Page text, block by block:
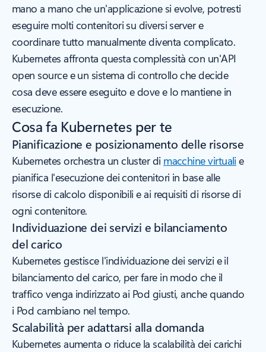
mano a mano che un'applicazione si evolve, potresti
eseguire molti contenitori su diversi server e
coordinare tutto manualmente diventa complicato.
Kubernetes affronta questa complessità con un'API
open source e un sistema di controllo che decide
cosa deve essere eseguito e dove e lo mantiene in
esecuzione.
Cosa fa Kubernetes per te
Pianificazione e posizionamento delle risorse
Kubernetes orchestra un cluster di macchine virtuali e
pianifica l'esecuzione dei contenitori in base alle
risorse di calcolo disponibili e ai requisiti di risorse di
ogni contenitore.
Individuazione dei servizi e bilanciamento
del carico
Kubernetes gestisce l'individuazione dei servizi e il
bilanciamento del carico, per fare in modo che il
traffico venga indirizzato ai Pod giusti, anche quando
i Pod cambiano nel tempo.
Scalabilità per adattarsi alla domanda
Kubernetes aumenta o riduce la scalabilità dei carichi